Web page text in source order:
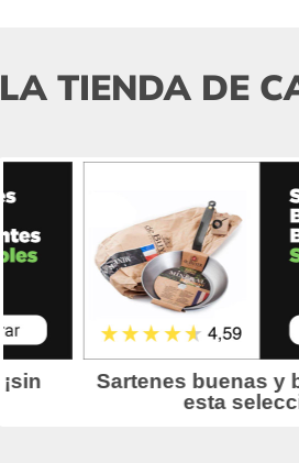
LA TIENDA DE